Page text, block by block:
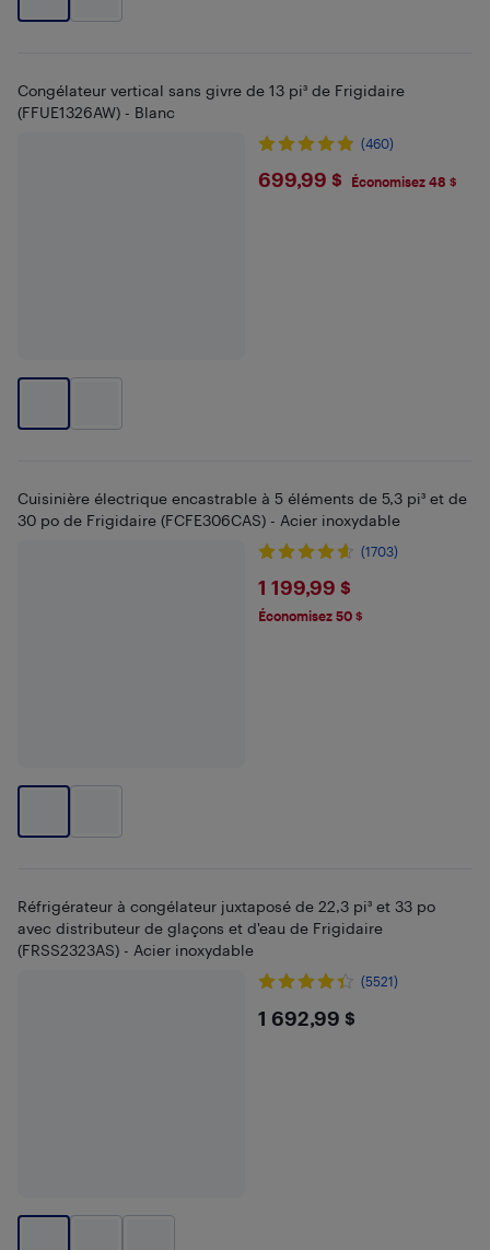
Congélateur vertical sans givre de 13 pi³ de Frigidaire
(FFUE1326AW) - Blanc
(460)
$699.99
699,99 $ Économisez 48 $
Cuisinière électrique encastrable à 5 éléments de 5,3 pi³ et de
30 po de Frigidaire (FCFE306CAS) - Acier inoxydable
(1703)
$1199.99
1 199,99 $
Économisez 50 $
Réfrigérateur à congélateur juxtaposé de 22,3 pi³ et 33 po
avec distributeur de glaçons et d'eau de Frigidaire
(FRSS2323AS) - Acier inoxydable
(5521)
$1692.99
1 692,99 $